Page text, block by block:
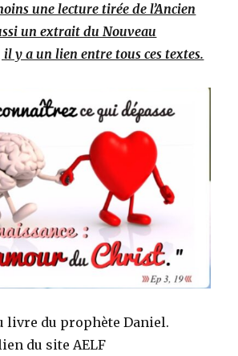
une lecture tirée de l’Ancien
un extrait du Nouveau
y a un lien entre tous ces textes.
livre du prophète Daniel.
du site AELF